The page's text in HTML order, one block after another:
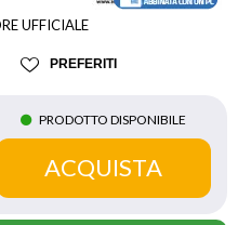
UFFICIALE
PREFERITI
PRODOTTO DISPONIBILE